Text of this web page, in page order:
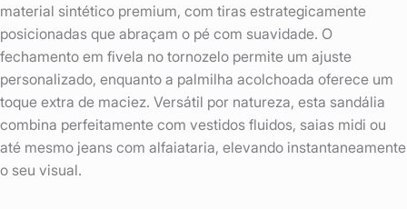
material sintético premium, com tiras estrategicamente
posicionadas que abraçam o pé com suavidade. O
fechamento em fivela no tornozelo permite um ajuste
personalizado, enquanto a palmilha acolchoada oferece um
toque extra de maciez. Versátil por natureza, esta sandália
combina perfeitamente com vestidos fluidos, saias midi ou
até mesmo jeans com alfaiataria, elevando instantaneamente
o seu visual.